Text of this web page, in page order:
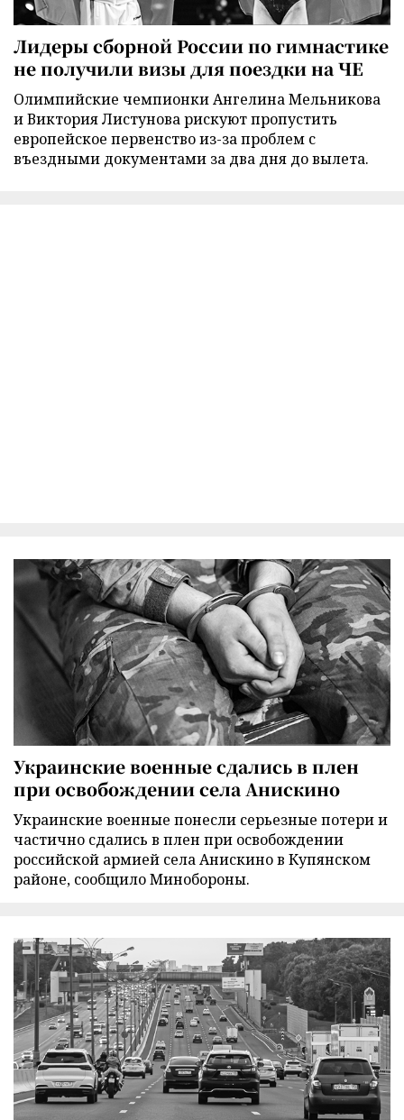
Лидеры сборной России по гимнастике
не получили визы для поездки на ЧЕ
Олимпийские чемпионки Ангелина Мельникова
и Виктория Листунова рискуют пропустить
европейское первенство из-за проблем с
въездными документами за два дня до вылета.
Украинские военные сдались в плен
при освобождении села Анискино
Украинские военные понесли серьезные потери и
частично сдались в плен при освобождении
российской армией села Анискино в Купянском
районе, сообщило Минобороны.